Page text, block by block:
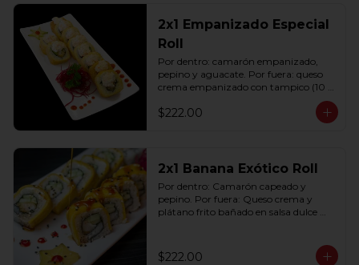
2x1 Empanizado Especial
Roll
Por dentro: camarón empanizado,
pepino y aguacate. Por fuera: queso
crema empanizado con tampico (10
$222.00
2x1 Banana Exótico Roll
Por dentro: Camarón capeado y
pepino. Por fuera: Queso crema y
plátano frito bañado en salsa dulce
$222.00